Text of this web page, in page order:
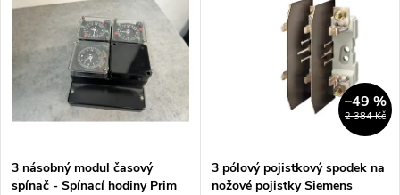
k
t
ů
u
k
t
ů
3 násobný modul časový
spínač - Spínací hodiny Prim
2 384 Kč
–49 %
3 pólový pojistkový spodek na
nožové pojistky Siemens